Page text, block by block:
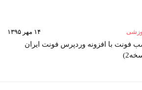
۱۴ مهر ۱۳۹۵
فونت با افزونه وردپرس فونت ایران